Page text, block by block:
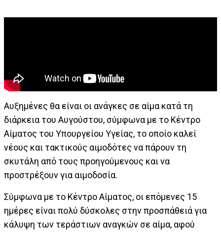
Αυξημένες θα είναι οι ανάγκες σε αίμα κατά τη
διάρκεια του Αυγούστου, σύμφωνα με το Κέντρο
Αίματος του Υπουργείου Υγείας, το οποίο καλεί
νέους και τακτικούς αιμοδότες να πάρουν τη
σκυτάλη από τους προηγούμενους και να
προστρέξουν για αιμοδοσία.
Σύμφωνα με το Κέντρο Αίματος, οι επόμενες 15
ημέρες είναι πολύ δύσκολες στην προσπάθειά για
κάλυψη των τεράστιων αναγκών σε αίμα, αφού